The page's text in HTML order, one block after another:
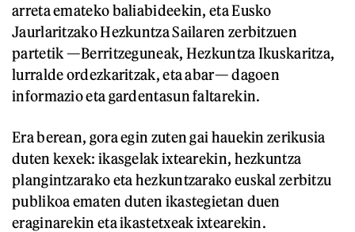
arreta emateko baliabideekin, eta Eusko
Jaurlaritzako Hezkuntza Sailaren zerbitzuen
partetik —Berritzeguneak, Hezkuntza Ikuskaritza,
lurralde ordezkaritzak, eta abar— dagoen
informazio eta gardentasun faltarekin.
Era berean, gora egin zuten gai hauekin zerikusia
duten kexek: ikasgelak ixtearekin, hezkuntza
plangintzarako eta hezkuntzarako euskal zerbitzu
publikoa ematen duten ikastegietan duen
eraginarekin eta ikastetxeak ixtearekin.